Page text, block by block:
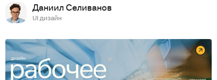
Даниил Селиванов
UI дизайн